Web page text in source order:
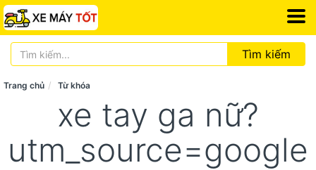
Tìm kiếm
Trang chủ Từ khóa
xe tay ga nữ?
utm_source=google